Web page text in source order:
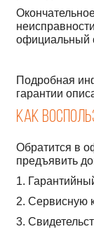
официальный
Подробная
гарантии
Как
Обратится в
предъявить
1.
2. Сервисную
3.